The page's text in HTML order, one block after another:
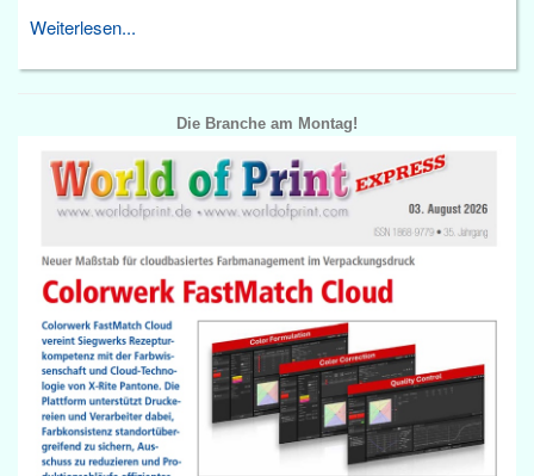
Weiterlesen...
Die Branche am Montag!